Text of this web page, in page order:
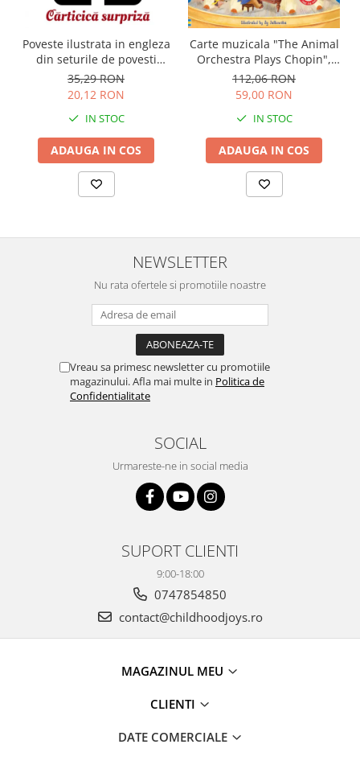
Poveste ilustrata in engleza
din seturile de povesti
Usborne
35,29 RON
20,12 RON
IN STOC
ADAUGA IN COS
Carte muzicala "The Animal
Orchestra Plays Chopin",
cartonata, Usborne
112,06 RON
59,00 RON
IN STOC
ADAUGA IN COS
NEWSLETTER
Nu rata ofertele si promotiile noastre
Vreau sa primesc newsletter cu promotiile
magazinului. Afla mai multe in Politica de
Confidentialitate
SOCIAL
Urmareste-ne in social media
SUPORT CLIENTI
9:00-18:00
0747854850
contact@childhoodjoys.ro
MAGAZINUL MEU
CLIENTI
DATE COMERCIALE